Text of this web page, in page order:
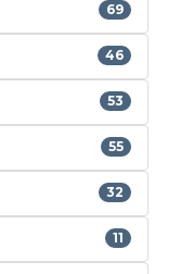
69
46
53
55
32
11